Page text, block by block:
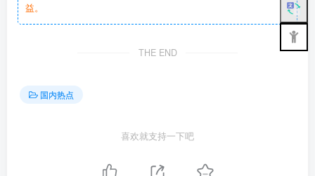
益。
THE END
国内热点
喜欢就支持一下吧